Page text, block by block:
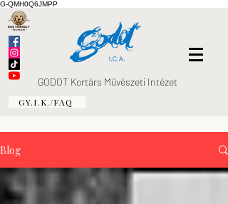
G-QMH0Q6JMPP
GODOT Kortárs Művészeti Intézet
GY.I.K./FAQ
Blog